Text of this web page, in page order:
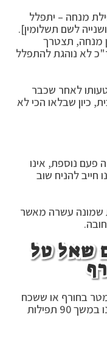
מנחה – יתפלל
לשם תשלומין].
מנחה, תצטרך
לא נוהגת להתפלל
לאחר שכבר
כיון שבלאו הכי לא
פעם נוספת, אינו
חייב להניח שוב
שמונה עשרה מאשר
שאל טל
בחורף או ששכח
לשאול, תלוי האם כבר הרגיל את לשונו במשך 90 תפילות